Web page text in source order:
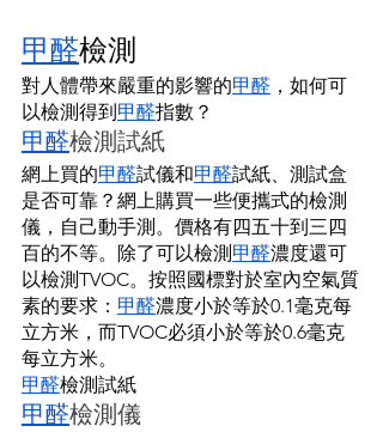
甲醛檢測
對人體帶來嚴重的影響的甲醛 ，如何可
以檢測得到甲醛指數？
甲醛檢測試紙
網上買的甲醛試儀和甲醛試紙、測試盒
是否可靠？網上購買一些便攜式的檢測
儀，自己動手測。價格有四五十到三四
百的不等。除了可以檢測 甲醛濃度還可
以檢測TVOC。按照國標對於室內空氣質
素的要求： 甲醛濃度小於等於0.1毫克每
立方米，而TVOC必須小於等於0.6毫克
每立方米。
甲醛檢測試紙
甲醛檢測儀